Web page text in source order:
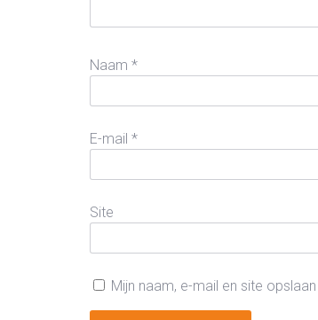
Naam *
E-mail *
Site
Mijn naam, e-mail en site